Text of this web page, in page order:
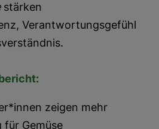
stärken
Verantwortungsgefühl
zeigen mehr
Gemüse